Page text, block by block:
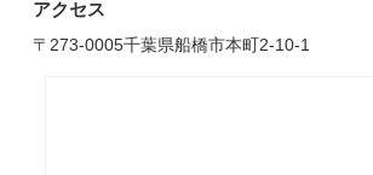
アクセス
〒273-0005千葉県船橋市本町2-10-1